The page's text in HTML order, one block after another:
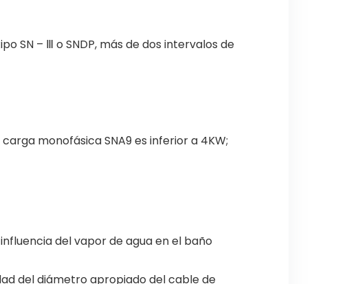
SN – Ⅲ o SNDP, más de dos intervalos de
monofásica SNA9 es inferior a 4KW;
del vapor de agua en el baño
del diámetro apropiado del cable de